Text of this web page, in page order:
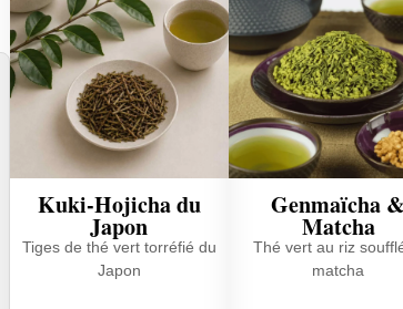
Kuki-Hojicha du
Japon
Tiges de thé vert torréfié du
Japon
Genmaïcha &
Matcha
Thé vert au riz
matcha